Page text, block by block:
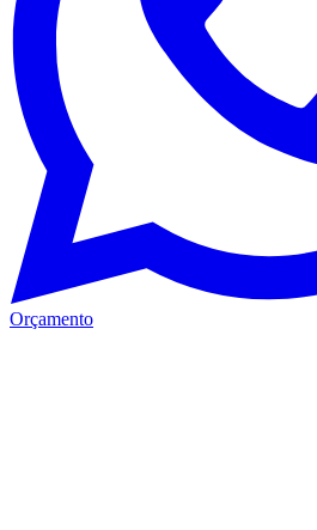
Orçamento